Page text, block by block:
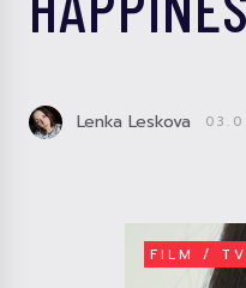
Lenka Leskova
FILM / TV